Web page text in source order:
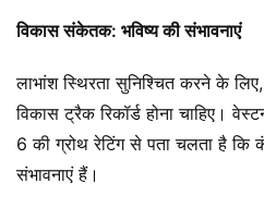
विकास संकेतक: भविष्य की संभावनाएं
लाभांश स्थिरता सुनिश्चित करने के
विकास ट्रैक रिकॉर्ड होना चाहिए।
6 की ग्रोथ रेटिंग से पता चलता है कि
संभावनाएं हैं।